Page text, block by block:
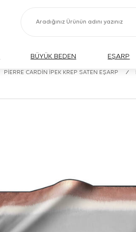
BÜYÜK BEDEN EŞARP
PİERRE CARDİN İPEK KREP SATEN EŞARP /